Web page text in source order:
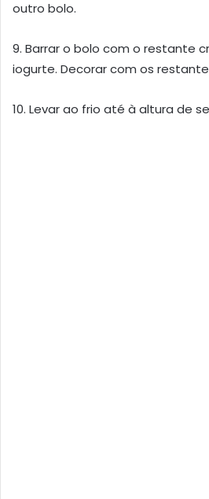
outro bolo.
9. Barrar o bolo com o restante
iogurte. Decorar com os
10. Levar ao frio até à altura de